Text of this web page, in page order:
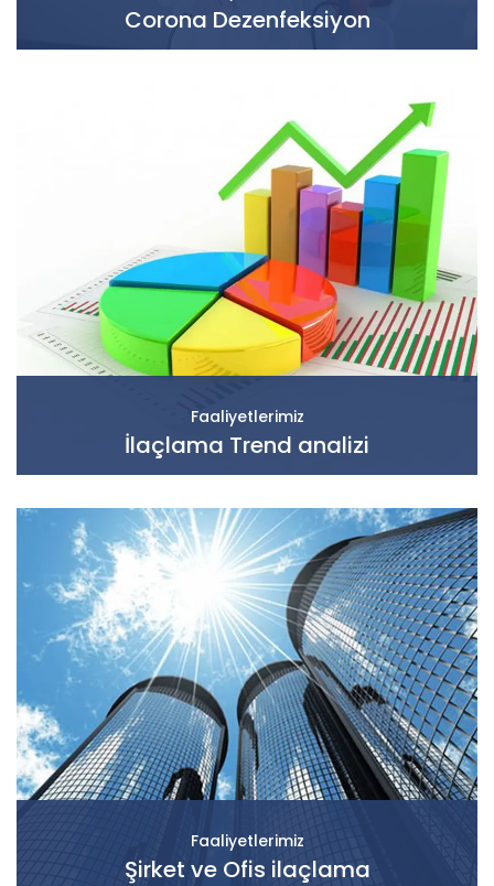
Corona Dezenfeksiyon
Faaliyetlerimiz
İlaçlama Trend analizi
Faaliyetlerimiz
Şirket ve Ofis ilaçlama